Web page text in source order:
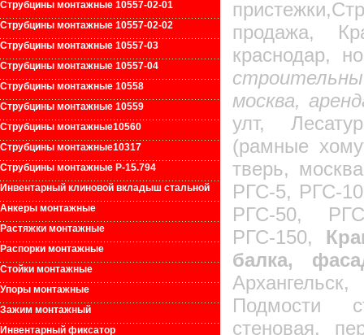
Струбцины монтажные 10557-02-01
Струбцины монтажные 10557-02-02
Струбцины монтажные 10557-03
Струбцины монтажные 10557-04
Струбцины монтажные 10558
Струбцины монтажные 10559
Струбцины монтажные10560
Струбцины монтажные10317
Струбцины монтажные Р-15.794
Инвентарный клиновой вкладыш стальной
Анкеры монтажные
Растяжки монтажные
Распорки монтажные
Стойки монтажные
Упоры монтажные
Зажим монтажный
Инвентарный фиксатор
продажа,
краснодар,
москва,
улт,
(рамные
тверь,
РГС-5, РГС-
РГС-50,
РГС-150,
балка,
Подмости
стеновая,